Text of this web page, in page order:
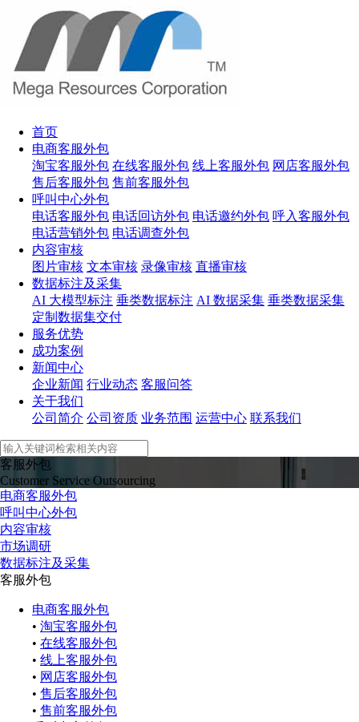
首页
电商客服外包
淘宝客服外包 在线客服外包 线上客服外包 网店客服外包
售后客服外包 售前客服外包
呼叫中心外包
电话客服外包 电话回访外包 电话邀约外包 呼入客服外包
电话营销外包 电话调查外包
内容审核
图片审核 文本审核 录像审核 直播审核
数据标注及采集
AI 大模型标注 垂类数据标注 AI 数据采集 垂类数据采集
定制数据集交付
服务优势
成功案例
新闻中心
企业新闻 行业动态 客服问答
关于我们
公司简介 公司资质 业务范围 运营中心 联系我们
客服外包
Customer Service Outsourcing
电商客服外包
呼叫中心外包
内容审核
市场调研
数据标注及采集
客服外包
电商客服外包
• 淘宝客服外包
• 在线客服外包
• 线上客服外包
• 网店客服外包
• 售后客服外包
• 售前客服外包